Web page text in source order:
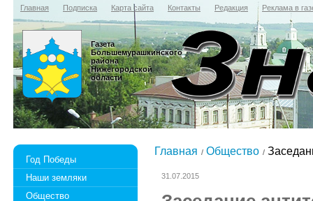
Главная Подписка Карта сайта Контакты Редакция Реклама в
Газета
Большемурашкинского
района
Нижегородской
области
Год Победы
Наши земляки
Общество
Главная Общество
31.07.2015